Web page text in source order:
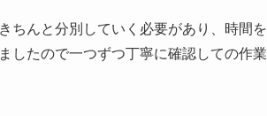
ちんと分別していく必要があり、時間を
したので一つずつ丁寧に確認しての作業